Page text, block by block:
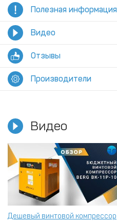
Полезная информация
Видео
Отзывы
Производители
Видео
Дешевый винтовой компрессор